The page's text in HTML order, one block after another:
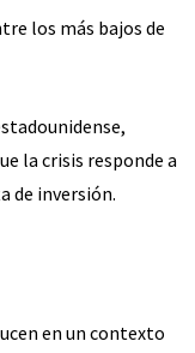
los más bajos de
la crisis responde a
de inversión.
en un contexto